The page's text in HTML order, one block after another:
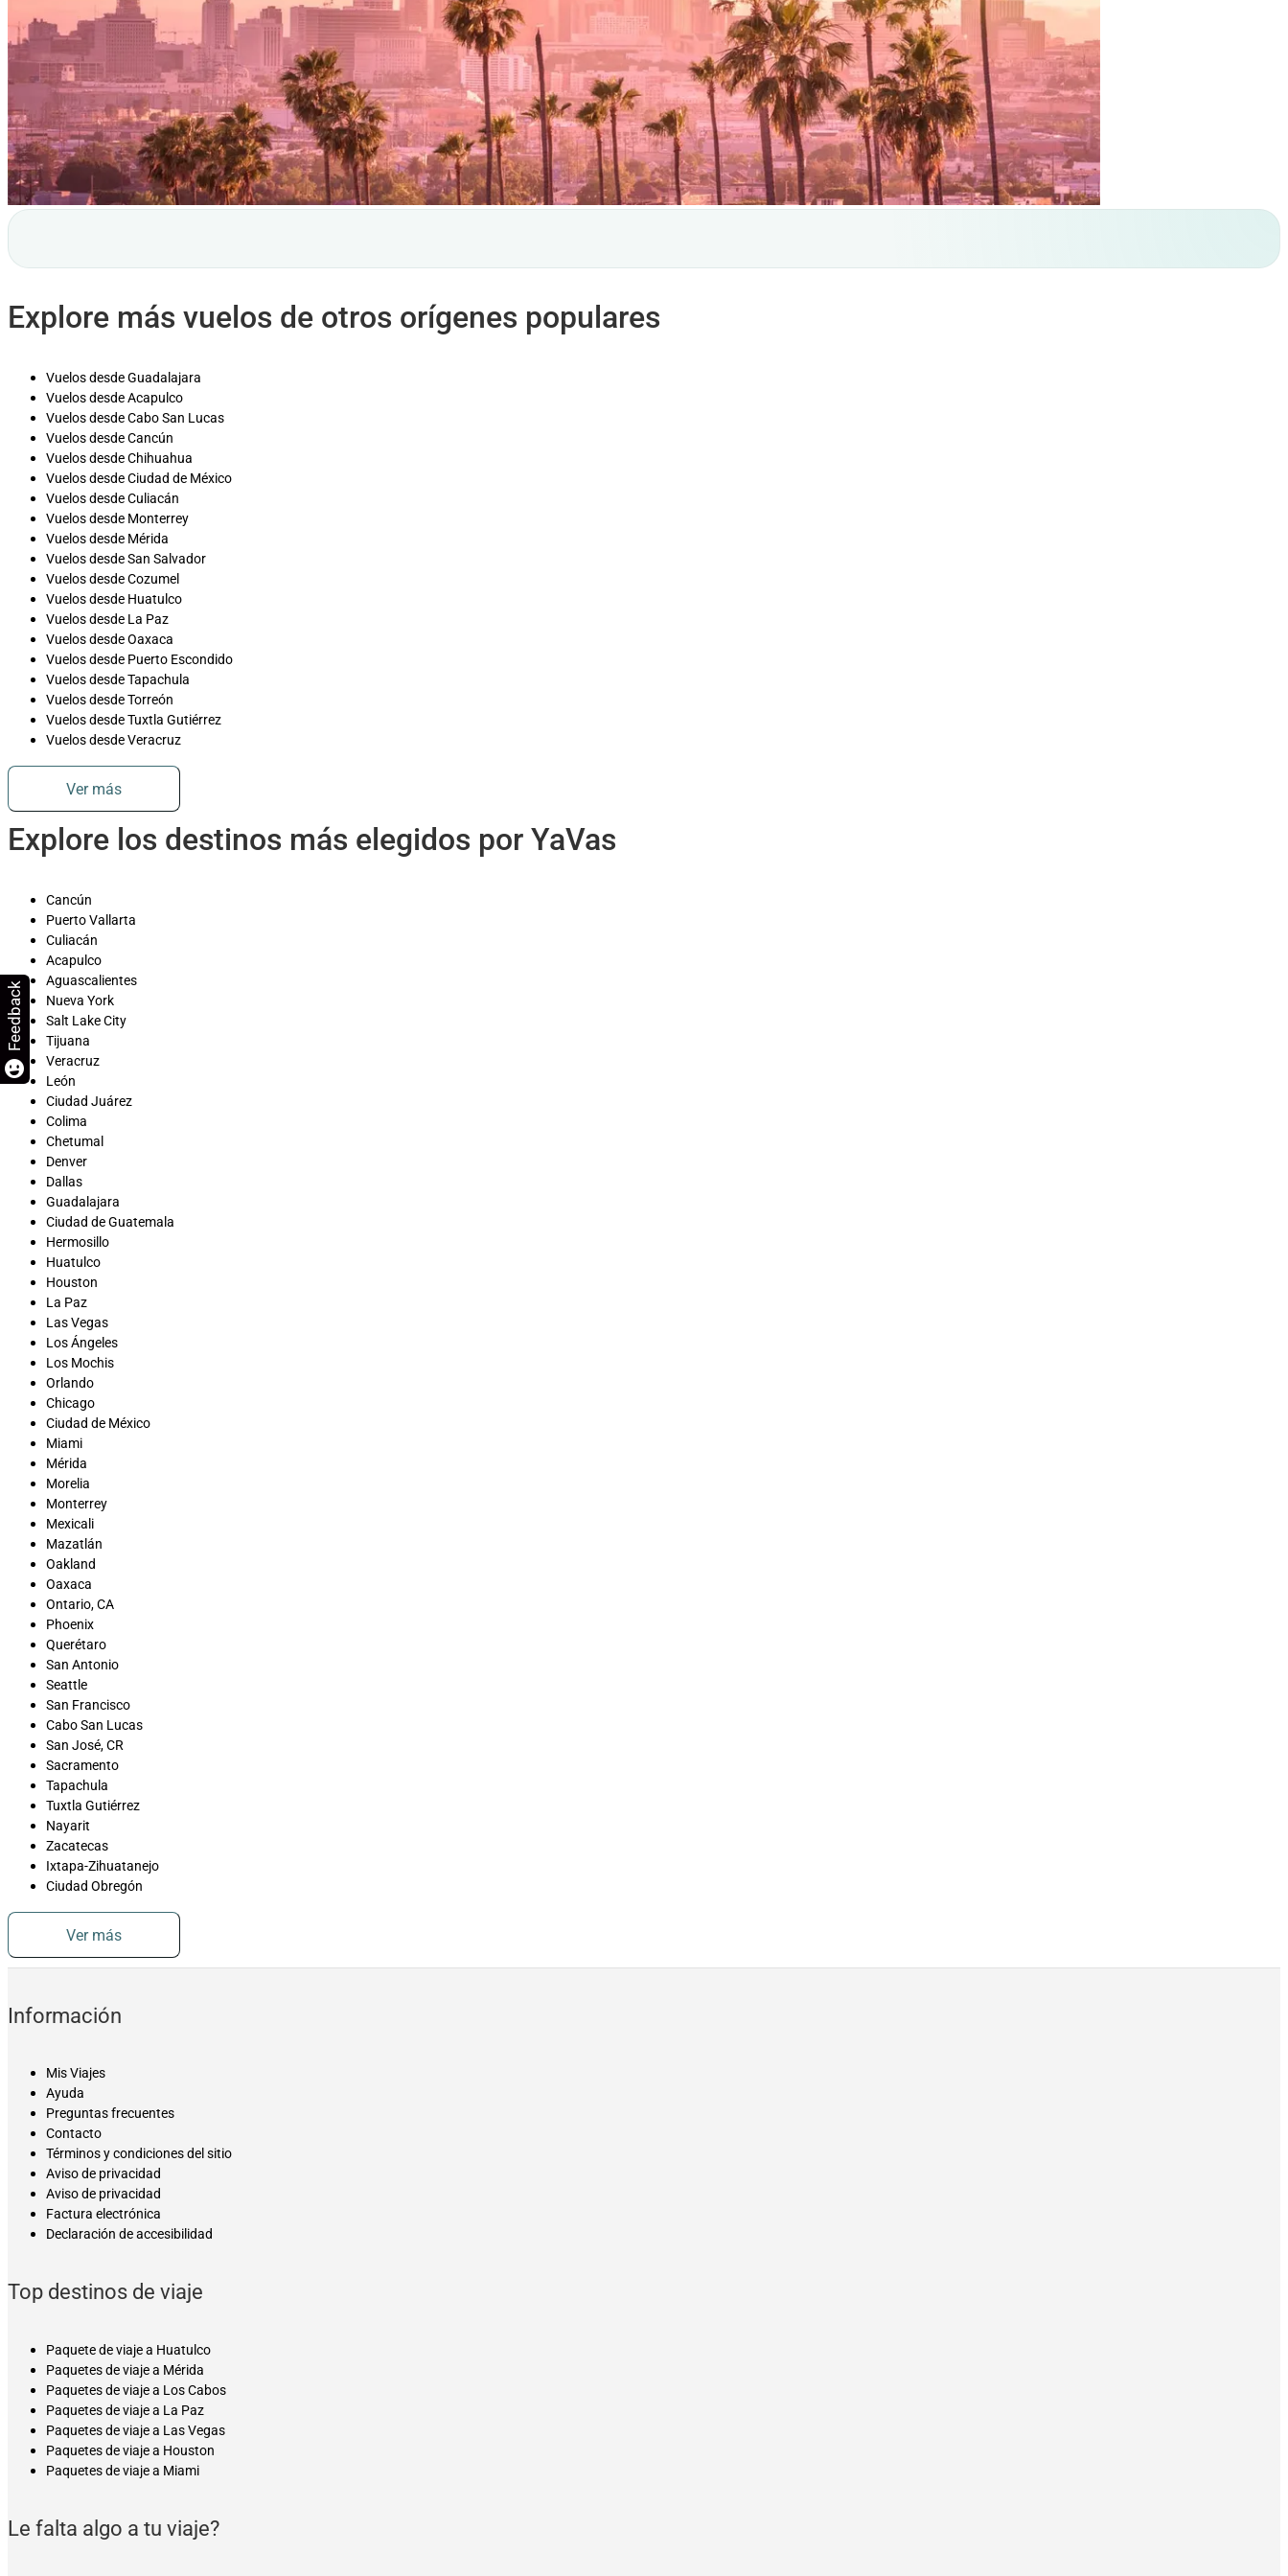
Explore más vuelos de otros orígenes populares
Vuelos desde Guadalajara
Vuelos desde Acapulco
Vuelos desde Cabo San Lucas
Vuelos desde Cancún
Vuelos desde Chihuahua
Vuelos desde Ciudad de México
Vuelos desde Culiacán
Vuelos desde Monterrey
Vuelos desde Mérida
Vuelos desde San Salvador
Vuelos desde Cozumel
Vuelos desde Huatulco
Vuelos desde La Paz
Vuelos desde Oaxaca
Vuelos desde Puerto Escondido
Vuelos desde Tapachula
Vuelos desde Torreón
Vuelos desde Tuxtla Gutiérrez
Vuelos desde Veracruz
Ver más
Explore los destinos más elegidos por YaVas
Cancún
Puerto Vallarta
Culiacán
Acapulco
Aguascalientes
Nueva York
Salt Lake City
Tijuana
Veracruz
León
Ciudad Juárez
Colima
Chetumal
Denver
Dallas
Guadalajara
Ciudad de Guatemala
Hermosillo
Huatulco
Houston
La Paz
Las Vegas
Los Ángeles
Los Mochis
Orlando
Chicago
Ciudad de México
Miami
Mérida
Morelia
Monterrey
Mexicali
Mazatlán
Oakland
Oaxaca
Ontario, CA
Phoenix
Querétaro
San Antonio
Seattle
San Francisco
Cabo San Lucas
San José, CR
Sacramento
Tapachula
Tuxtla Gutiérrez
Nayarit
Zacatecas
Ixtapa-Zihuatanejo
Ciudad Obregón
Ver más
Información
Mis Viajes
Ayuda
Preguntas frecuentes
Contacto
Términos y condiciones del sitio
Aviso de privacidad
Aviso de privacidad
Factura electrónica
Declaración de accesibilidad
Top destinos de viaje
Paquete de viaje a Huatulco
Paquetes de viaje a Mérida
Paquetes de viaje a Los Cabos
Paquetes de viaje a La Paz
Paquetes de viaje a Las Vegas
Paquetes de viaje a Houston
Paquetes de viaje a Miami
Le falta algo a tu viaje?
Feedback